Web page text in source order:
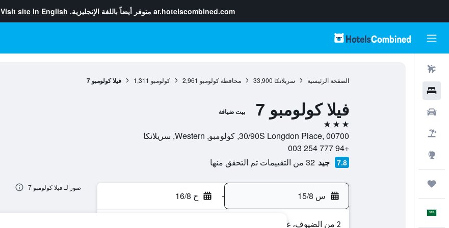
ar.hotelscombined.com متوفر أيضاً باللغة الإنجليزية. Visit site in English
الصفحة الرئيسية سريلانكا 33,900 محافظة كولومبو 2,961 كولومبو 1,311 فيلا كولومبو 7
فيلا كولومبو 7 بيت ضيافة
3 نجوم
30/90S Longdon Place, 00700, كولومبو, Western, سريلانكا
+94 777 254 003
7.8 جيد 32 من التقييمات تم التحقق منها
س 15/8 - ح 16/8
2 من الضيوف، غرفة واحدة
صور لـ فيلا كولومبو 7